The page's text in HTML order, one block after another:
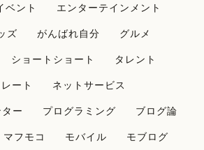
ベント
エンターテインメント
ズ
がんばれ自分
グルメ
ショートショート
タレント
ート
ネットサービス
ー
プログラミング
ブログ論
マフモコ モバイル モブログ